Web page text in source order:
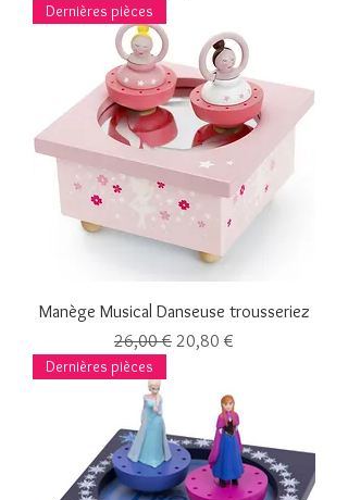
Dernières pièces
Manège Musical Danseuse trousseriez
Prix original
26,00 € Prix promotionnel
20,80 €
Dernières pièces